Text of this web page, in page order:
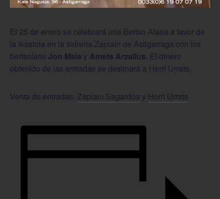
El 25 de enero se celebrará una Bertso Afaria a favor de
la ikastola en la sidrería Zapiain de Astigarraga con los
bertsolaris Jon Maia y Amets Arzallus. El dinero
obtenido de las entradas se destinará a Herri Urrats.
Venta de entradas: Zapiain Sagardoa y Herri Urrats